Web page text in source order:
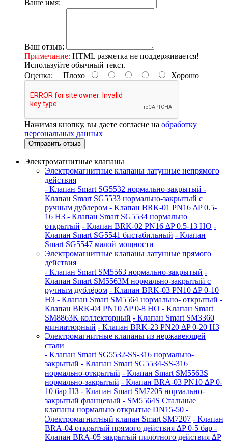
Ваше имя:
Ваш отзыв:
Примечание: HTML разметка не поддерживается!
Используйте обычный текст.
Оценка: Плохо Хорошо
Нажимая кнопку, вы даете согласие на обработку
персональных данных
Отправить отзыв
Электромагнитные клапаны
Электромагнитные клапаны латунные непрямого
действия
- Клапан Smart SG5532 нормально-закрытый -
Клапан Smart SG5533 нормально-закрытый с
ручным дублером - Клапан BRK-01 PN16 ∆P 0.5-
16 НЗ - Клапан Smart SG5534 нормально
открытый - Клапан BRK-02 PN16 ∆P 0.5-13 НО -
Клапан Smart SG5541 бистабильный - Клапан
Smart SG5547 малой мощности
Электромагнитные клапаны латунные прямого
действия
- Клапан Smart SM5563 нормально-закрытый -
Клапан Smart SM5563M нормально-закрытый с
ручным дублёром - Клапан BRK-03 PN10 ∆P 0-10
НЗ - Клапан Smart SM5564 нормально- открытый -
Клапан BRK-04 PN10 ∆P 0-8 НО - Клапан Smart
SM8863K коллекторный - Клапан Smart SM3360
миниатюрный - Клапан BRK-23 PN20 ∆P 0-20 НЗ
Электромагнитные клапаны из нержавеющей
стали
- Клапан Smart SG5532-SS-316 нормально-
закрытый - Клапан Smart SG5534-SS-316
нормально-открытый - Клапан Smart SM5563S
нормально-закрытый - Клапан BRA-03 PN10 ∆P 0-
10 бар НЗ - Клапан Smart SM7205 нормально-
закрытый фланцевый - SM5564S Стальные
клапаны нормально открытые DN15-50 -
Электромагнитный клапан Smart SM7207 - Клапан
BRA-04 открытый прямого действия ∆P 0-5 бар -
Клапан BRA-05 закрытый пилотного действия ∆P